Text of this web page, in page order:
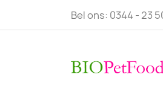
Bel ons: 0344 - 23